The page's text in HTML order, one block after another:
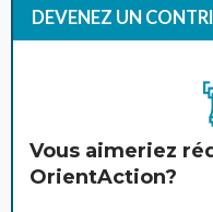
DEVENEZ UN
Vous aimeriez
OrientAction?